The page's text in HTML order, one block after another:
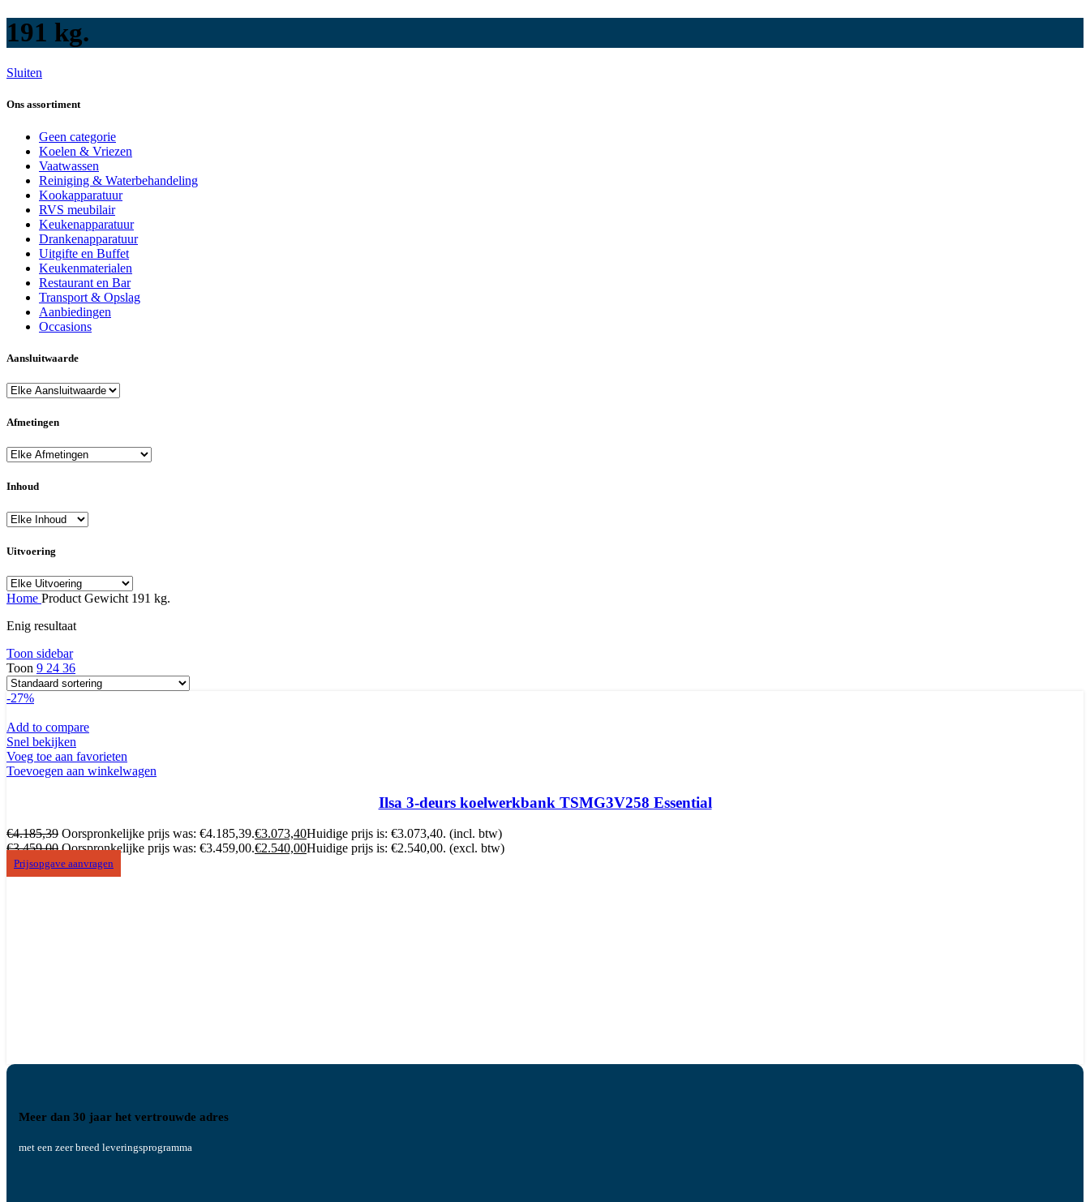
191 kg.
Sluiten
Ons assortiment
Geen categorie
Koelen & Vriezen
Vaatwassen
Reiniging & Waterbehandeling
Kookapparatuur
RVS meubilair
Keukenapparatuur
Drankenapparatuur
Uitgifte en Buffet
Keukenmaterialen
Restaurant en Bar
Transport & Opslag
Aanbiedingen
Occasions
Aansluitwaarde
Afmetingen
Inhoud
Uitvoering
Home Product Gewicht 191 kg.
Enig resultaat
Toon sidebar
Toon 9 24 36
-27%
Add to compare
Snel bekijken
Voeg toe aan favorieten
Toevoegen aan winkelwagen
Ilsa 3-deurs koelwerkbank TSMG3V258 Essential
€4.185,39 Oorspronkelijke prijs was: €4.185,39.€3.073,40Huidige prijs is: €3.073,40. (incl. btw)
€3.459,00 Oorspronkelijke prijs was: €3.459,00.€2.540,00Huidige prijs is: €2.540,00. (excl. btw)
Prijsopgave aanvragen
Meer dan 30 jaar het vertrouwde adres
met een zeer breed leveringsprogramma